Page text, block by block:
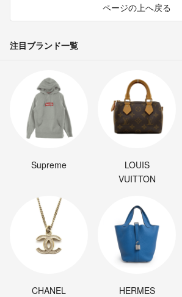
ページの上へ戻る
注目ブランド一覧
Supreme
LOUIS
VUITTON
CHANEL HERMES